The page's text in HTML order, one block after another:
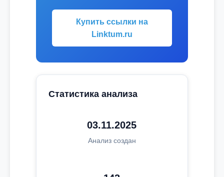
Купить ссылки на
Linktum.ru
Статистика анализа
03.11.2025
Анализ создан